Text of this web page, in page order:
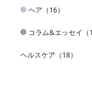
ヘア（16）
コラム&エッセイ（
ヘルスケア（18）